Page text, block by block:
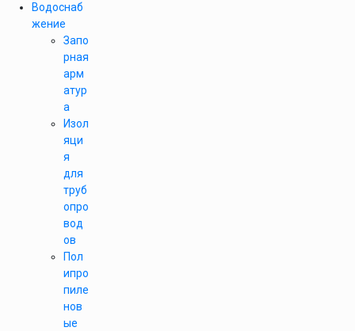
Водоснаб
жение
Запо
рная
арм
атур
а
Изол
яци
я
для
труб
опро
вод
ов
Пол
ипро
пиле
нов
ые